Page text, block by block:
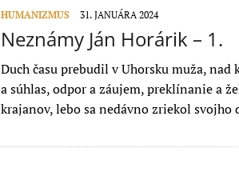
HUMANIZMUS 31. JANUÁRA 2024
Neznámy Ján Horárik – 1.
Duch času prebudil v Uhorsku muža,
a súhlas, odpor a záujem, preklínanie a
krajanov, lebo sa nedávno zriekol svojho